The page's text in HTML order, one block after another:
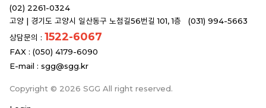
(02) 2261-0324
고양 | 경기도 고양시 일산동구 노첨길56번길 101, 1층 (031) 994-5663
상담문의 : 1522-6067
FAX : (050) 4179-6090
E-mail : sgg@sgg.kr
Copyright © 2026 SGG All right reserved.